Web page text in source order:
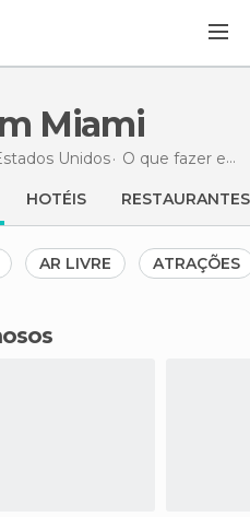
Miami
Unidos O que fazer em Flórida
HOTÉIS RESTAURANTES
AR LIVRE ATRAÇÕES